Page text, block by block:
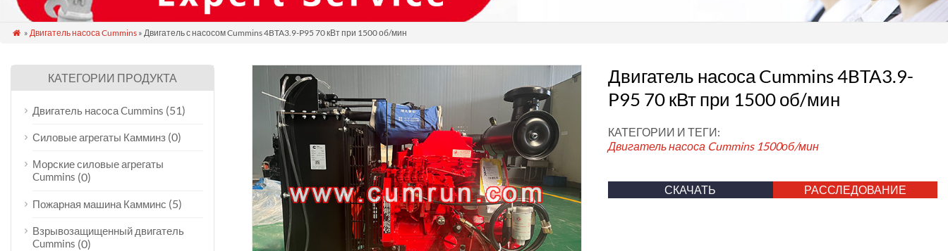
 » Двигатель насоса Cummins» Двигатель с насосом Cummins 4BTA3.9-P95 70 кВт при 1500 об/мин
Двигатель насоса Cummins 4BTA3.9-
P95 70 кВт при 1500 об/мин
КАТЕГОРИИ И ТЕГИ:
Двигатель насоса Cummins 1500об/мин
СКАЧАТЬ РАССЛЕДОВАНИЕ
КАТЕГОРИИ ПРОДУКТА
Двигатель насоса Cummins (51)
Силовые агрегаты Камминз (0)
Морские силовые агрегаты
Cummins (0)
Пожарная машина Камминс (5)
Взрывозащищенный двигатель
Cummins (0)